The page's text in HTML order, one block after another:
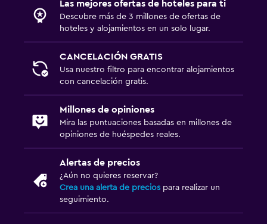
Las mejores ofertas de hoteles para ti
Descubre más de 3 millones de ofertas de
hoteles y alojamientos en un solo lugar.
CANCELACIÓN GRATIS
Usa nuestro filtro para encontrar alojamientos
con cancelación gratis.
Millones de opiniones
Mira las puntuaciones basadas en millones de
opiniones de huéspedes reales.
Alertas de precios
¿Aún no quieres reservar?
Crea una alerta de precios para realizar un
seguimiento.